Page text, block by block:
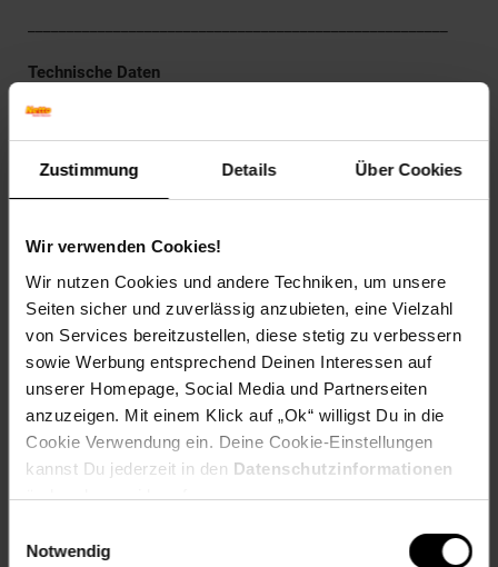
Zustimmung Details Über Cookies
Wir verwenden Cookies!
Wir nutzen Cookies und andere Techniken, um unsere
Seiten sicher und zuverlässig anzubieten, eine Vielzahl
von Services bereitzustellen, diese stetig zu verbessern
sowie Werbung entsprechend Deinen Interessen auf
unserer Homepage, Social Media und Partnerseiten
anzuzeigen. Mit einem Klick auf „Ok“ willigst Du in die
Cookie Verwendung ein. Deine Cookie-Einstellungen
kannst Du jederzeit in den Datenschutzinformationen
ändern bzw. widerrufen.
Notwendig
Technische Daten
Farbe
Rosa
Gewicht
22 kg
Material
Korpus: Spanplatte, 16 mm, melaminharzbeschichtet
Details
- Mit schützenden ABS-Kanten
- Inklusive Sitzkissen